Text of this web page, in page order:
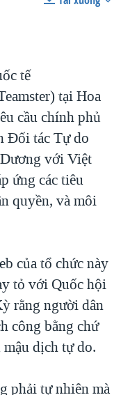
tế
tại Hoa
cầu chính phủ
Đối tác Tự do
với Việt
ứng các tiêu
quyền, và môi
của tổ chức này
tỏ với Quốc hội
rằng người dân
công bằng chứ
dịch tự do.
phải tự nhiên mà